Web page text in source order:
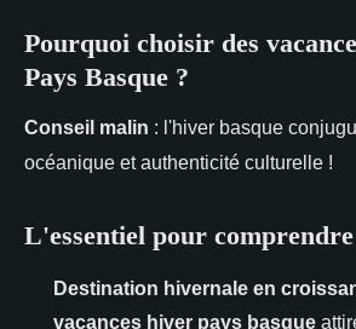
Pourquoi choisir des
Pays Basque ?
Conseil malin : l'hiver basque
océanique et authenticité culturelle !
L'essentiel pour comprendre
Destination hivernale en
vacances hiver pays basque